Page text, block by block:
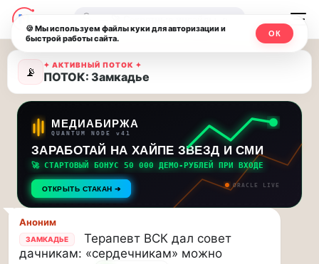
Последние
новости
обновления
потока:
Друзья,
приглашаем
на
музыкальную
прогулку
по
Москвичи.net
—
Главный
столичный
чат-
мессенджер,
новости
и
инсайды
🔍
📡
✦ АКТИВНЫЙ ПОТОК ✦
ПОТОК: Замкадье
МЕДИАБИРЖА
QUANTUM NODE v41
ЗАРАБОТАЙ НА ХАЙПЕ ЗВЕЗД И СМИ
🚀 СТАРТОВЫЙ БОНУС 50 000 ДЕМО-РУБЛЕЙ ПРИ ВХОДЕ
ОТКРЫТЬ СТАКАН ➔ ORACLE LIVE
Аноним
ЗАМКАДЬЕ
Терапевт ВСК дал совет
дачникам: «сердечникам» можно
🍪 Мы используем файлы куки для авторизации и
быстрой работы сайта.
ОК